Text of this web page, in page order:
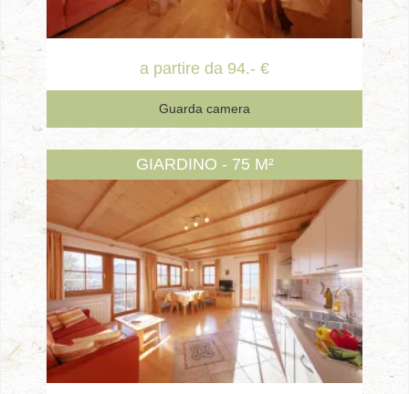
a partire da 94.- €
Guarda camera
GIARDINO - 75 M²